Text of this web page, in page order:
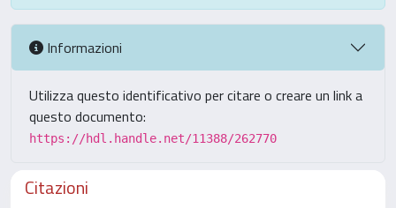
Informazioni
Utilizza questo identificativo per citare o creare un link a
questo documento:
https://hdl.handle.net/11388/262770
Citazioni